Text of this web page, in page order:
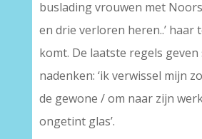
buslading vrouwen met
en drie verloren heren..’ haar
komt. De laatste regels
nadenken: ‘ik verwissel mijn
de gewone / om naar zijn
ongetint glas’.